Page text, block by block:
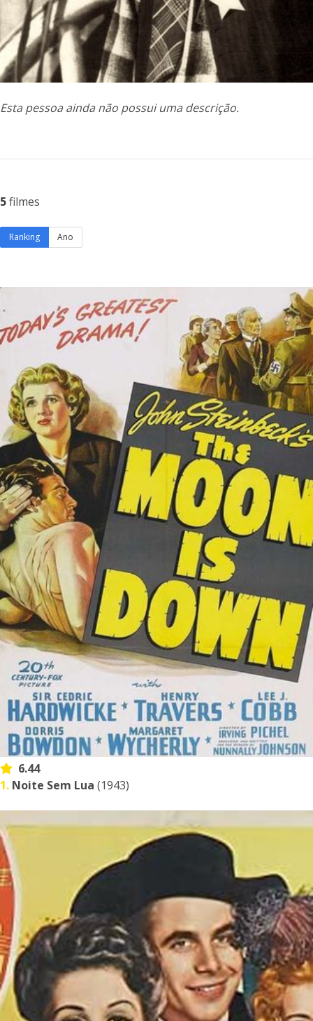
Esta pessoa ainda não possui uma descrição.
5filmes
Ranking Ano
6.44
1. Noite Sem Lua (1943)